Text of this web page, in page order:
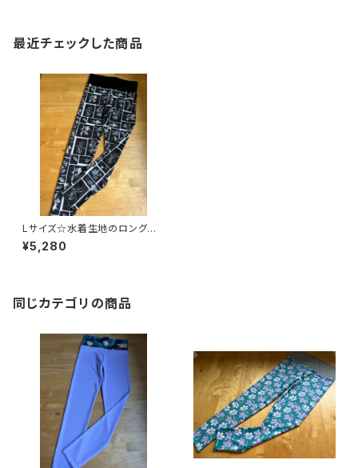
最近チェックした商品
Lサイズ☆水着生地のロングレ
ギンス
¥5,280
同じカテゴリの商品